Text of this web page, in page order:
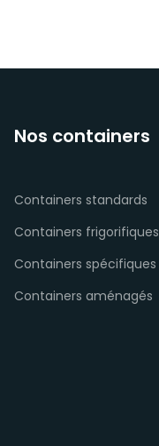
Nos containers
Containers standards
Containers frigorifiques
Containers spécifiques
Containers aménagés